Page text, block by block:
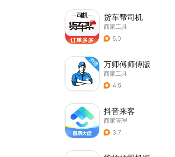
货车帮司机
商家工具
5.0
万师傅师傅版
商家工具
4.5
抖音来客
商家管理
3.7